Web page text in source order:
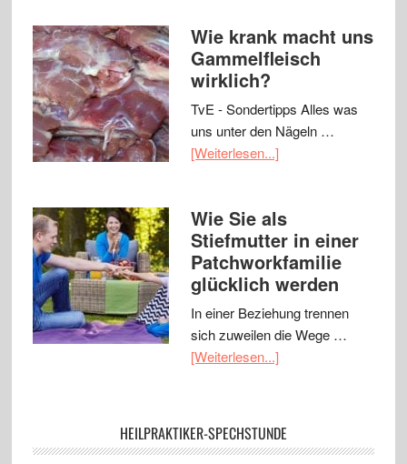
Wie krank macht uns
Gammelfleisch
wirklich?
TvE - Sondertipps Alles was
uns unter den Nägeln …
[Weiterlesen...]
Wie Sie als
Stiefmutter in einer
Patchworkfamilie
glücklich werden
In einer Beziehung trennen
sich zuweilen die Wege …
[Weiterlesen...]
HEILPRAKTIKER-SPECHSTUNDE